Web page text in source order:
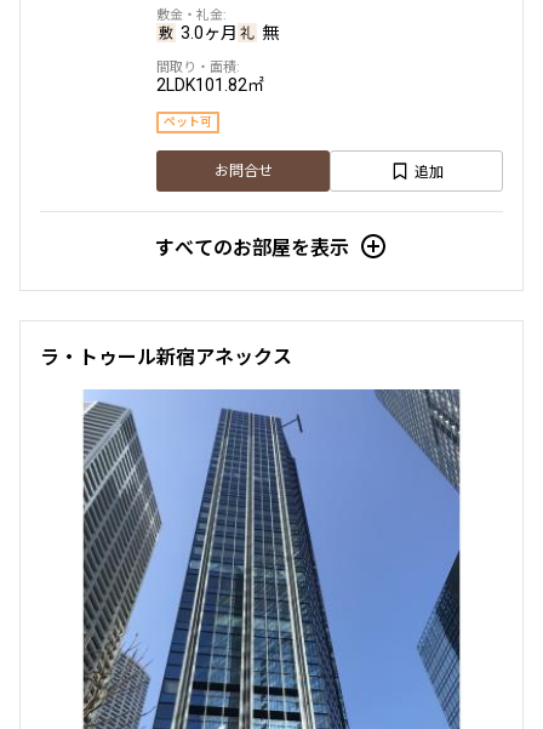
3.0ヶ月 無
2LDK101.82㎡
ペット可
お問合せ 追加
すべてのお部屋を表示
ラ・トゥール新宿アネックス